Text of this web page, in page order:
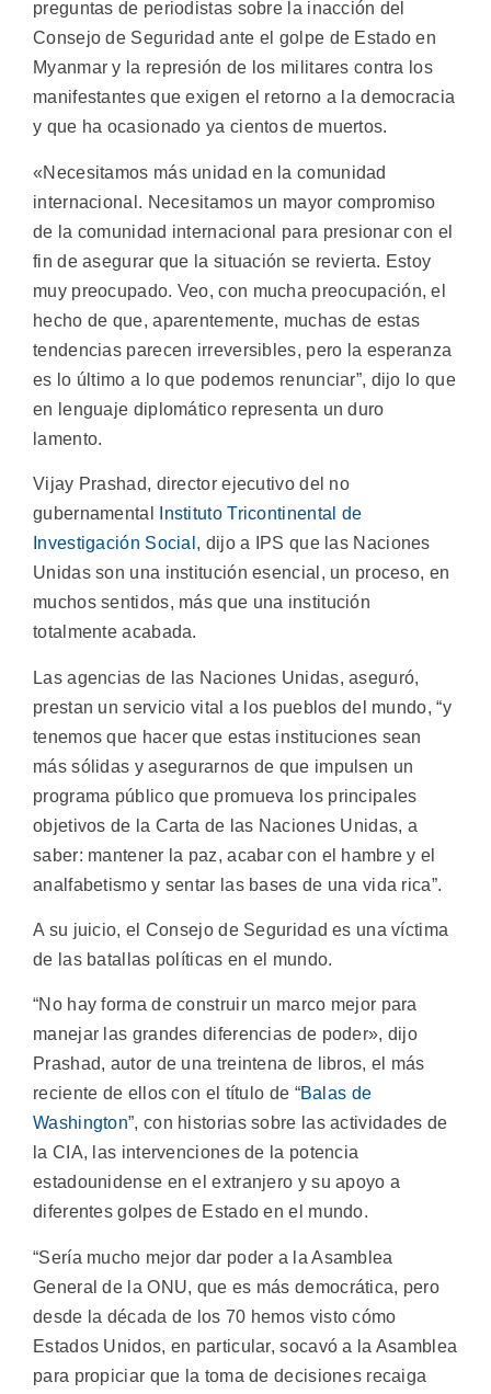
preguntas de periodistas sobre la inacción del
Consejo de Seguridad ante el golpe de Estado en
Myanmar y la represión de los militares contra los
manifestantes que exigen el retorno a la democracia
y que ha ocasionado ya cientos de muertos.
«Necesitamos más unidad en la comunidad
internacional. Necesitamos un mayor compromiso
de la comunidad internacional para presionar con el
fin de asegurar que la situación se revierta. Estoy
muy preocupado. Veo, con mucha preocupación, el
hecho de que, aparentemente, muchas de estas
tendencias parecen irreversibles, pero la esperanza
es lo último a lo que podemos renunciar”, dijo lo que
en lenguaje diplomático representa un duro
lamento.
Vijay Prashad, director ejecutivo del no
gubernamental
Instituto Tricontinental de
Investigación Social , dijo a IPS que las Naciones
Unidas son una institución esencial, un proceso, en
muchos sentidos, más que una institución
totalmente acabada.
Las agencias de las Naciones Unidas, aseguró,
prestan un servicio vital a los pueblos del mundo, “y
tenemos que hacer que estas instituciones sean
más sólidas y asegurarnos de que impulsen un
programa público que promueva los principales
objetivos de la Carta de las Naciones Unidas, a
saber: mantener la paz, acabar con el hambre y el
analfabetismo y sentar las bases de una vida rica”.
A su juicio, el Consejo de Seguridad es una víctima
de las batallas políticas en el mundo.
“No hay forma de construir un marco mejor para
manejar las grandes diferencias de poder», dijo
Prashad, autor de una treintena de libros, el más
reciente de ellos con el título de “Balas de
Washington”, con historias sobre las actividades de
la CIA, las intervenciones de la potencia
estadounidense en el extranjero y su apoyo a
diferentes golpes de Estado en el mundo.
“Sería mucho mejor dar poder a la Asamblea
General de la ONU, que es más democrática, pero
desde la década de los 70 hemos visto cómo
Estados Unidos, en particular, socavó a la Asamblea
para propiciar que la toma de decisiones recaiga